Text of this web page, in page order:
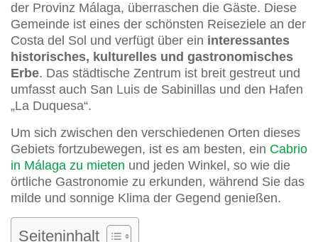
der Provinz Málaga, überraschen die Gäste. Diese
Gemeinde ist eines der schönsten Reiseziele an der
Costa del Sol und verfügt über ein interessantes
historisches, kulturelles und gastronomisches
Erbe. Das städtische Zentrum ist breit gestreut und
umfasst auch San Luis de Sabinillas und den Hafen
„La Duquesa“.
Um sich zwischen den verschiedenen Orten dieses
Gebiets fortzubewegen, ist es am besten, ein Cabrio
in Málaga zu mieten und jeden Winkel, so wie die
örtliche Gastronomie zu erkunden, während Sie das
milde und sonnige Klima der Gegend genießen.
Seiteninhalt